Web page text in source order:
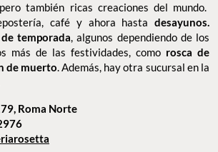
también ricas creaciones del mundo.
café y ahora hasta desayunos.
temporada, algunos dependiendo de los
más de las festividades, como rosca de
de muerto. Además, hay otra sucursal en la
Roma Norte